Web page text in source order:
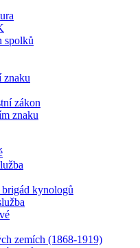
spolků
znaku
zákon
znaku
brigád kynologů
zemích (1868-1919)